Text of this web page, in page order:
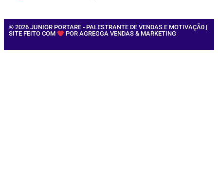
® 2026 JUNIOR PORTARE - PALESTRANTE DE VENDAS E MOTIVAÇÃ0 |
SITE FEITO COM
POR AGREGGA VENDAS & MARKETING